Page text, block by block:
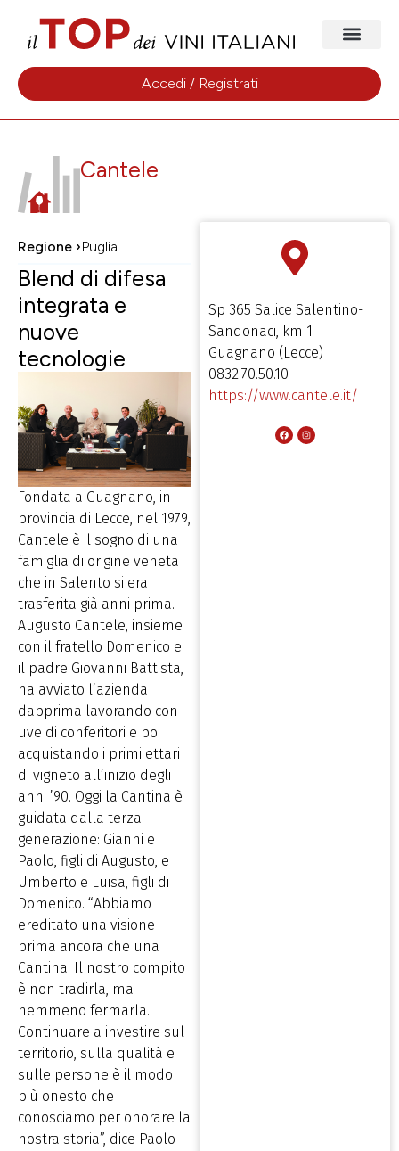
Accedi / Registrati
Cantele
Regione ›Puglia
Blend di difesa
integrata e
nuove
tecnologie
Fondata a Guagnano, in
provincia di Lecce, nel 1979,
Cantele è il sogno di una
famiglia di origine veneta
che in Salento si era
trasferita già anni prima.
Augusto Cantele, insieme
con il fratello Domenico e
il padre Giovanni Battista,
ha avviato l’azienda
dapprima lavorando con
uve di conferitori e poi
acquistando i primi ettari
di vigneto all’inizio degli
anni ’90. Oggi la Cantina è
guidata dalla terza
generazione: Gianni e
Paolo, figli di Augusto, e
Umberto e Luisa, figli di
Domenico. “Abbiamo
ereditato una visione
prima ancora che una
Cantina. Il nostro compito
è non tradirla, ma
nemmeno fermarla.
Continuare a investire sul
territorio, sulla qualità e
sulle persone è il modo
più onesto che
conosciamo per onorare la
nostra storia”, dice Paolo
Sp 365 Salice Salentino-
Sandonaci, km 1
Guagnano (Lecce)
0832.70.50.10
https://www.cantele.it/